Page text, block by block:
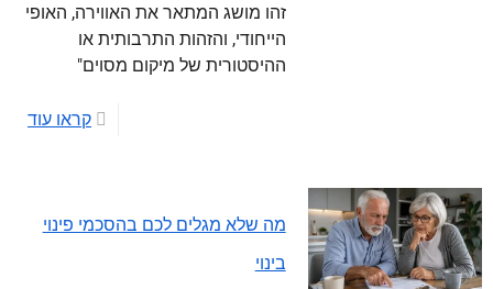
זהו מושג המתאר את האווירה, האופי
הייחודי, והזהות התרבותית או
ההיסטורית של מיקום מסוים"
קראו עוד
מה שלא מגלים לכם בהסכמי פינוי
בינוי